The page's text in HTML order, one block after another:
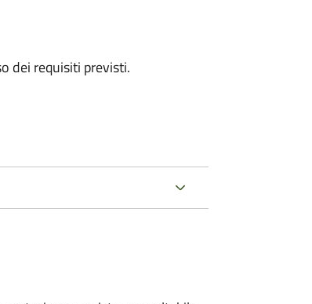
dei requisiti previsti.